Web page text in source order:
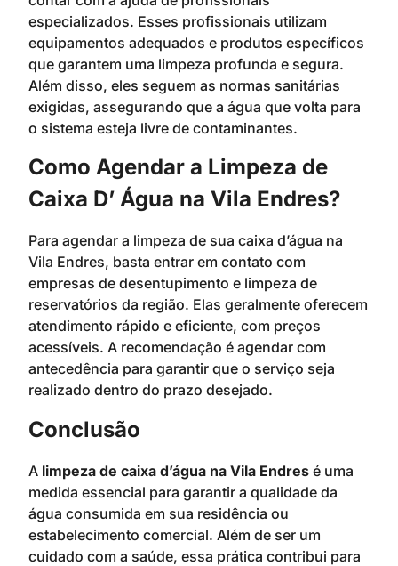
especializados. Esses profissionais utilizam
equipamentos adequados e produtos específicos
que garantem uma limpeza profunda e segura.
Além disso, eles seguem as normas sanitárias
exigidas, assegurando que a água que volta para
o sistema esteja livre de contaminantes.
Como Agendar a Limpeza de
Caixa D’ Água na Vila Endres?
Para agendar a limpeza de sua caixa d’água na
Vila Endres, basta entrar em contato com
empresas de desentupimento e limpeza de
reservatórios da região. Elas geralmente oferecem
atendimento rápido e eficiente, com preços
acessíveis. A recomendação é agendar com
antecedência para garantir que o serviço seja
realizado dentro do prazo desejado.
Conclusão
A limpeza de caixa d’água na Vila Endres é uma
medida essencial para garantir a qualidade da
água consumida em sua residência ou
estabelecimento comercial. Além de ser um
cuidado com a saúde, essa prática contribui para